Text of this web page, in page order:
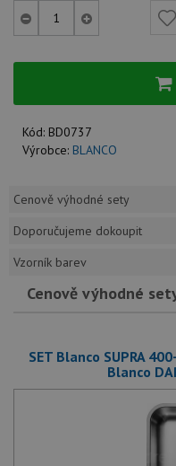
Kód: BD0737
Výrobce: BLANCO
Cenově výhodné sety
Doporučujeme dokoupit
Vzorník barev
Cenově výhodné
SET Blanco SUPRA
Blanco